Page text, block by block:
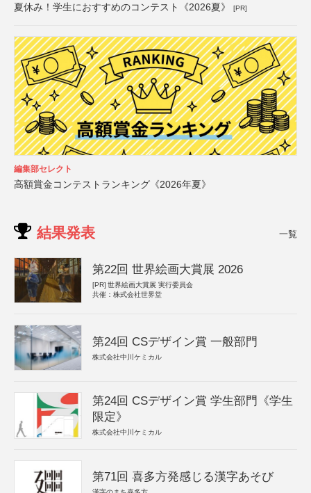
夏休み！学生におすすめのコンテスト《2026夏》 [PR]
編集部セレクト
高額賞金コンテストランキング《2026年夏》
結果発表 一覧
第22回 世界絵画大賞展 2026
[PR] 世界絵画大賞展 実行委員会
共催：株式会社世界堂
第24回 CSデザイン賞 一般部門
株式会社中川ケミカル
第24回 CSデザイン賞 学生部門《学生
限定》
株式会社中川ケミカル
第71回 喜多方発感じる漢字あそび